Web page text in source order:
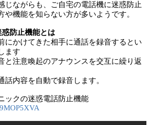
じながらも、ご自宅の電話機に迷惑防止
や機能を知らない方が多いようです。
防止機能とは
にかけてきた相手に通話を録音するとい
ます
と注意喚起のアナウンスを交互に繰り返
話内容を自動で録音します。
ックの迷惑電話防止機能